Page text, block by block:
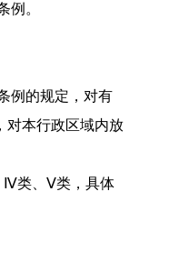
例。
例的规定，对有
对本行政区域内放
Ⅳ类、Ⅴ类，具体